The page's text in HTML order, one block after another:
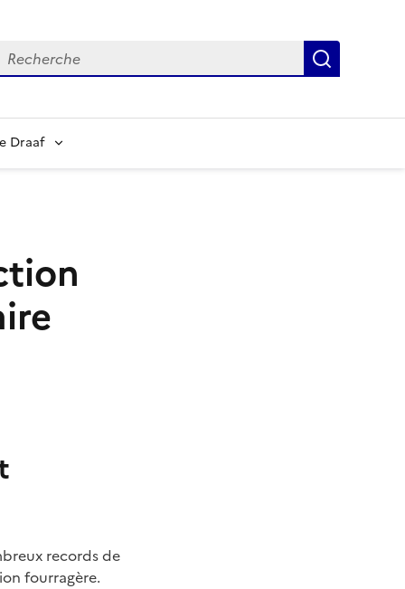
Recherche
Draaf
records de
fourragère.